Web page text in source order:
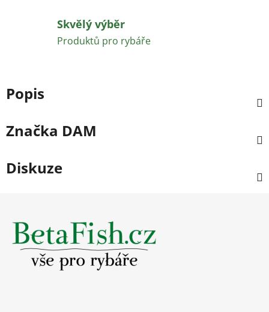
Skvělý výběr
Produktů pro rybáře
Popis
Značka DAM
Diskuze